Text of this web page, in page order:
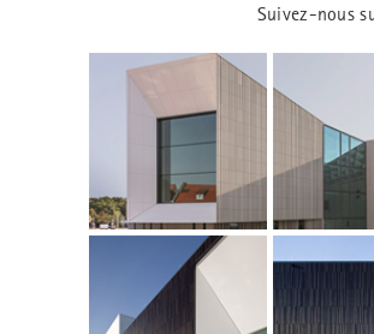
Suivez-nous